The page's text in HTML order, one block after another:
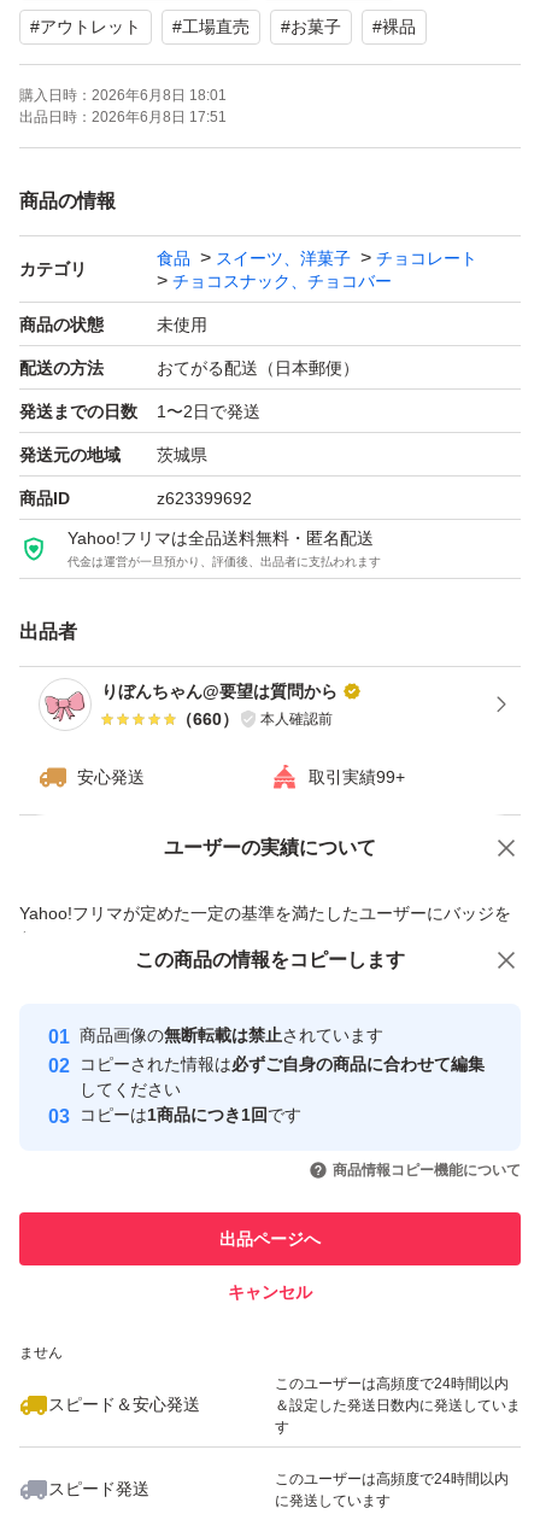
あります。
在庫状況や賞味期限等により値段が変動しますがご了承く
ださい。
出品中以外の物は基本的には在庫ありません。
soldout品の在庫の問い合わせ、値下げ交渉、受け取り通
知できない方、ブロックします。
#アウトレット #工場直売 #お菓子 #裸品
購入日時： 2026年6月8日 18:01
出品日時： 2026年6月8日 17:51
商品の情報
カテゴリ
食品 スイーツ、洋菓子
チョコレート
チョコスナック、チョコバー
商品の状態 未使用
配送の方法 おてがる配送（日本郵便）
発送までの日数 1〜2日で発送
発送元の地域 茨城県
商品ID z623399692
Yahoo!フリマは全品送料無料・匿名配送
代金は運営が一旦預かり、評価後、出品者に支払われます
出品者
りぼんちゃん@要望は質問から
（660） 本人確認前
安心発送 取引実績99+
ユーザーの実績について
Yahoo!フリマが定めた一定の基準を満たしたユーザーにバッジを
付与しています
安心取引出品者
心・安全なユーザーです
取引実績
引を完了させた実績があります
での取引実績があります
ません
スピード＆安心発送
このユーザーは高頻度で24時間以内
＆設定した発送日数内に発送していま
す
スピード発送
このユーザーは高頻度で24時間以内
に発送しています
価格の相談 商品への質問
この商品の情報をコピーします
商品画像の無断転載は禁止されています
コピーされた情報は必ずご自身の商品に合わせて編集
してください
コピーは1商品につき1回です
商品情報コピー機能について
出品ページへ
キャンセル
この商品をみている人にオススメ
いいね！
1,199